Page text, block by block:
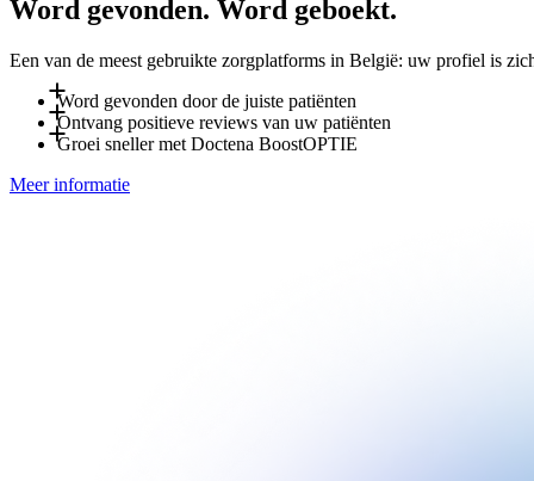
Word gevonden. Word geboekt.
Een van de meest gebruikte zorgplatforms in België: uw profiel is
Word gevonden door de juiste patiënten
Patiënten zoeken u op specialisme, locatie en taal, op
Ontvang positieve reviews van uw patiënten
sterker uw profiel, zonder extra inspanning aan uw kant.
Groei sneller met Doctena BoostOPTIE
Doctena Boost is een optionele add-on, beheerd door het
Meer informatie